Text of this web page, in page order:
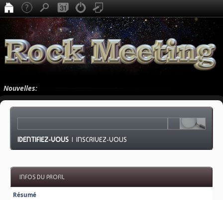
Nouvelles:
IDENTIFIEZ-VOUS |INSCRIVEZ-VOUS
INFOS DU PROFIL
Résumé